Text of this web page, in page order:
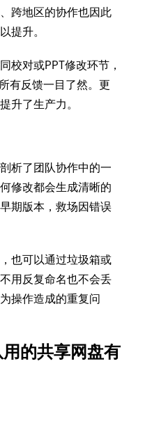
跨地区的协作也因此
提升。
校对或PPT修改环节，
有反馈一目了然。更
升了生产力。
析了团队协作中的一
修改都会生成清晰的
期版本，救场因错误
也可以通过垃圾箱或
用反复命名也不会丢
操作造成的重复问
的共享网盘有